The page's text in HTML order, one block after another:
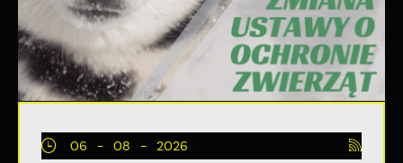
06 - 08 - 2026
pośredników prezentujących nasze treści w postaci
wiadomości, ofert, komunikatów mediów
społecznościowych.